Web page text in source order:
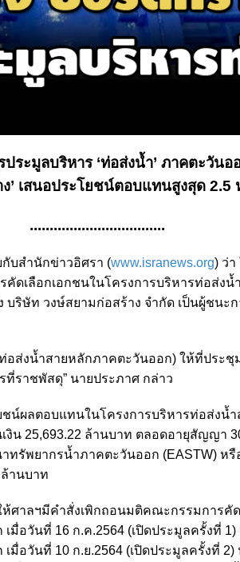
ประมูลบริหาร ‘ท่อส่งน้ำ’ ภาคตะวัน
’ เสนอประโยชน์ตอบแทนสูงสุด
..................................
กับสำนักข่าวอิศรา (www.isranews.org) ว่
เลือกเอกชนในโครงการบริหารท่อส่งน้
ริษัท วงษ์สยามก่อสร้าง จำกัด เป็นผู้ชนะ
ท่อส่งน้ำสายหลักภาคตะวันออก) ให้ที่ประ
ราชพัสดุ” นายประภาศ กล่าว
ชน์ผลตอบแทนในโครงการบริหารท่อส่งน้
งิน 25,693.22 ล้านบาท ตลอดอายุสัญญา
รัพยากรน้ำภาคตะวันออก (EASTW) หรือ
านบาท
ศาลฯมีคำสั่งเพิกถอนมติคณะกรรมการคัด
อวันที่ 16 ก.ค.2564 (เปิดประมูลครั้งที่
อวันที่ 10 ก.ย.2564 (เปิดประมูลครั้งที่